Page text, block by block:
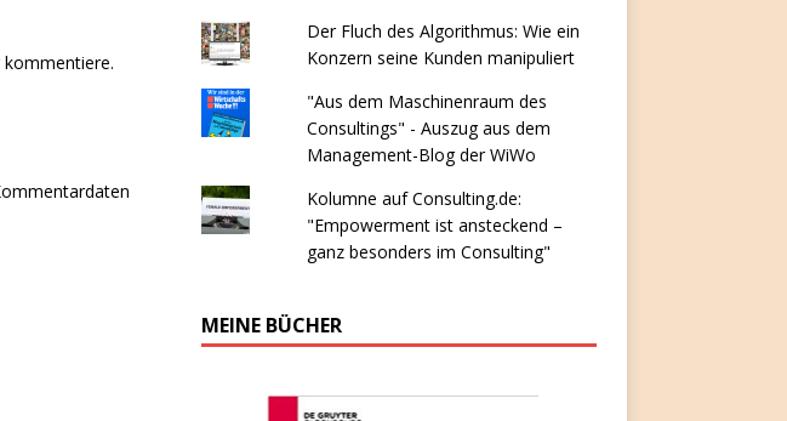
kommentiere.
Der Fluch des Algorithmus: Wie ein
Konzern seine Kunden manipuliert
"Aus dem Maschinenraum des
Consultings" - Auszug aus dem
Management-Blog der WiWo
Kolumne auf Consulting.de:
"Empowerment ist ansteckend –
ganz besonders im Consulting"
MEINE BÜCHER